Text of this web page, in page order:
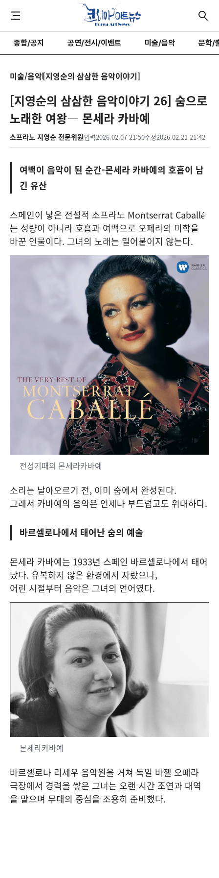
종합/공지 공연/전시/이벤트 미술/음악 문학/
미술/음악[지영순의 삼삼한 음악이야기]
[지영순의 삼삼한 음악이야기 26] 숨으로
노래한 여왕― 몬세라 카바예
소프라노 지영순 전문위원입력2026.02.07 21:50수정2026.02.21 21:42
여백이 음악이 된 순간-몬세라 카바예의 호흡이 남
긴 유산
스페인이 낳은 전설적 소프라노 Montserrat Caballé
는 성량이 아니라 호흡과 여백으로 오페라의 미학을
바꾼 인물이다. 그녀의 노래는 밀어붙이지 않는다.
전성기때의 몬세라카바예
소리는 날아오르기 전, 이미 숨에서 완성된다.
그래서 카바예의 음악은 언제나 부드럽고도 위대하다.
바르셀로나에서 태어난 숨의 예술
몬세라 카바예는 1933년 스페인 바르셀로나에서 태어
났다. 유복하지 않은 환경에서 자랐으나,
어린 시절부터 음악은 그녀의 언어였다.
몬세라카바예
바르셀로나 리세우 음악원을 거쳐 독일 바젤 오페라
극장에서 경력을 쌓은 그녀는 오랜 시간 조연과 대역
을 맡으며 무대의 중심을 조용히 준비했다.